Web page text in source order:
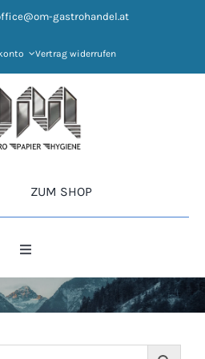
gastrohandel.at
Vertrag widerrufen
ZUM SHOP
Toggle